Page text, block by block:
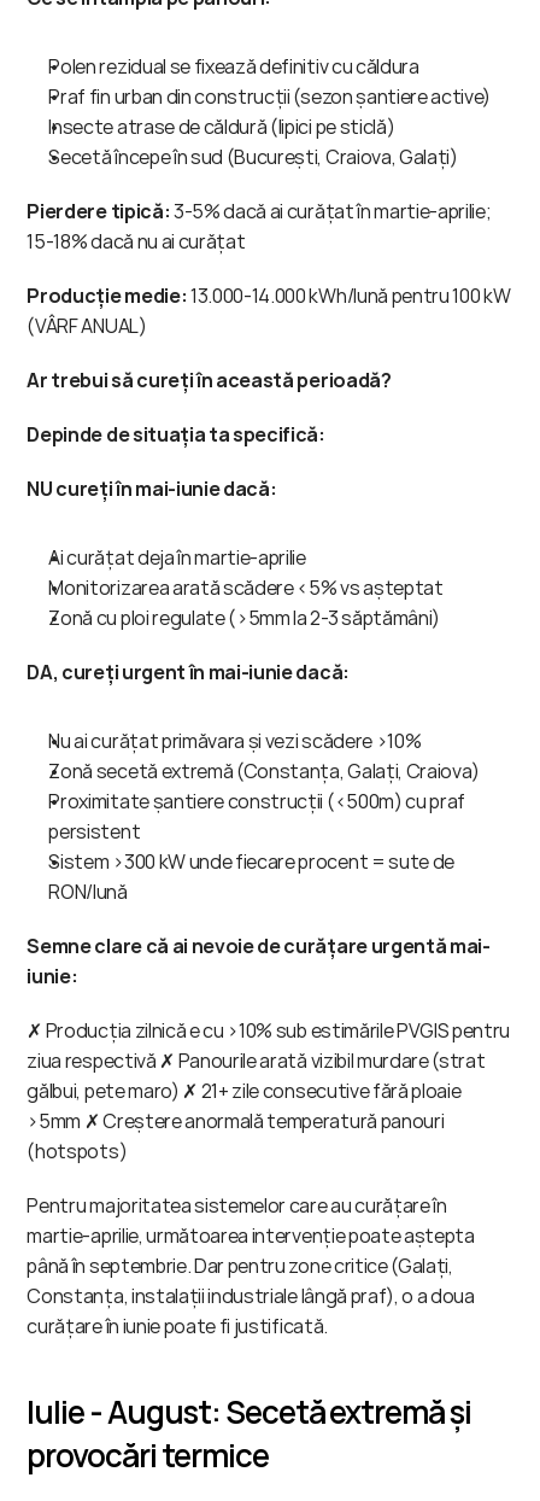
Polen rezidual se fixează definitiv cu căldura
Praf fin urban din construcții (sezon șantiere active)
Insecte atrase de căldură (lipici pe sticlă)
Secetă începe în sud (București, Craiova, Galați)
Pierdere tipică: 3-5% dacă ai curățat în martie-aprilie;
15-18% dacă nu ai curățat
Producție medie: 13.000-14.000 kWh/lună pentru 100 kW
(VÂRF ANUAL)
Ar trebui să cureți în această perioadă?
Depinde de situația ta specifică:
NU cureți în mai-iunie dacă:
Ai curățat deja în martie-aprilie
Monitorizarea arată scădere <5% vs așteptat
Zonă cu ploi regulate (>5mm la 2-3 săptămâni)
DA, cureți urgent în mai-iunie dacă:
Nu ai curățat primăvara și vezi scădere >10%
Zonă secetă extremă (Constanța, Galați, Craiova)
Proximitate șantiere construcții (<500m) cu praf
persistent
Sistem >300 kW unde fiecare procent = sute de
RON/lună
Semne clare că ai nevoie de curățare urgentă mai-
iunie:
✗ Producția zilnică e cu >10% sub estimările PVGIS pentru
ziua respectivă ✗ Panourile arată vizibil murdare (strat
gălbui, pete maro) ✗ 21+ zile consecutive fără ploaie
>5mm ✗ Creștere anormală temperatură panouri
(hotspots)
Pentru majoritatea sistemelor care au curățare în
martie-aprilie, următoarea intervenție poate aștepta
până în septembrie. Dar pentru zone critice (Galați,
Constanța, instalații industriale lângă praf), o a doua
curățare în iunie poate fi justificată.
Iulie - August: Secetă extremă și
provocări termice